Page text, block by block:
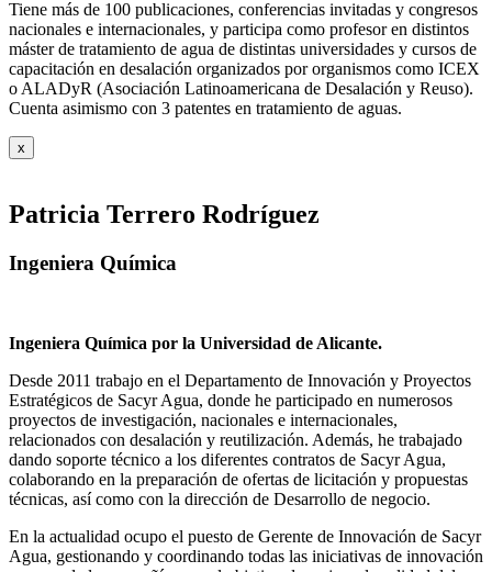
Tiene más de 100 publicaciones, conferencias invitadas y congresos
nacionales e internacionales, y participa como profesor en distintos
máster de tratamiento de agua de distintas universidades y cursos de
capacitación en desalación organizados por organismos como ICEX
o ALADyR (Asociación Latinoamericana de Desalación y Reuso).
Cuenta asimismo con 3 patentes en tratamiento de aguas.
x
Patricia Terrero Rodríguez
Ingeniera Química
Ingeniera Química por la Universidad de Alicante.
Desde 2011 trabajo en el Departamento de Innovación y Proyectos
Estratégicos de Sacyr Agua, donde he participado en numerosos
proyectos de investigación, nacionales e internacionales,
relacionados con desalación y reutilización. Además, he trabajado
dando soporte técnico a los diferentes contratos de Sacyr Agua,
colaborando en la preparación de ofertas de licitación y propuestas
técnicas, así como con la dirección de Desarrollo de negocio.
En la actualidad ocupo el puesto de Gerente de Innovación de Sacyr
Agua, gestionando y coordinando todas las iniciativas de innovación